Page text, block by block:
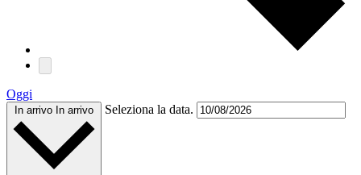
Oggi
In arrivo In arrivo Seleziona la data.